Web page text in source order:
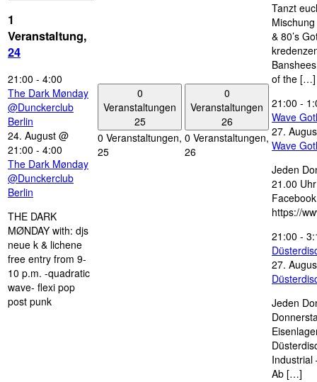
1
Veranstaltung,
24
21:00 - 4:00
The Dark Mønday
@Dunckerclub
Berlin
24. August @
21:00 - 4:00
The Dark Mønday
@Dunckerclub
Berlin
THE DARK
MØNDAY with: djs
neue k & lichene
free entry from 9-
10 p.m. -quadratic
wave- flexi pop
post punk
0
Veranstaltungen
25
0 Veranstaltungen,
25
0
Veranstaltungen
26
0 Veranstaltungen,
26
Tanzt
& 80’s
of the […]
21:00 -
Wave
27.
Wave
Jeden
21.00
https://
21:00 -
27.
Jeden
Industrial
Ab […]